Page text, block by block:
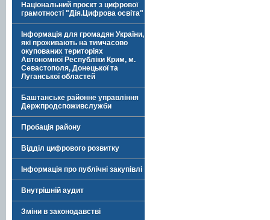
Національний проєкт з цифрової
грамотності "Дія.Цифрова освіта"
Інформація для громадян України,
які проживають на тимчасово
окупованих територіях
Автономної Республіки Крим, м.
Севастополя, Донецької та
Луганської областей
Баштанське районне управління
Держпродспоживслужби
Пробація району
Відділ цифрового розвитку
Інформація про публічні закупівлі
Внутрішній аудит
Зміни в законодавстві